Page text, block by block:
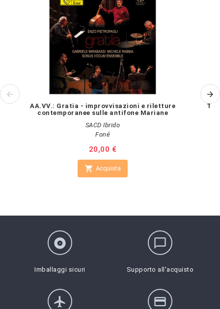
AA.VV.: Gratia - improvvisazioni e riletture
contemporanee sulle antifone Mariane
SACD Ibrido
Foné
Prezzo
20,00 €
 Acquista
album
Imballaggi sicuri
chat_bubble_outline
Supporto all'acquisto
flight credit_card